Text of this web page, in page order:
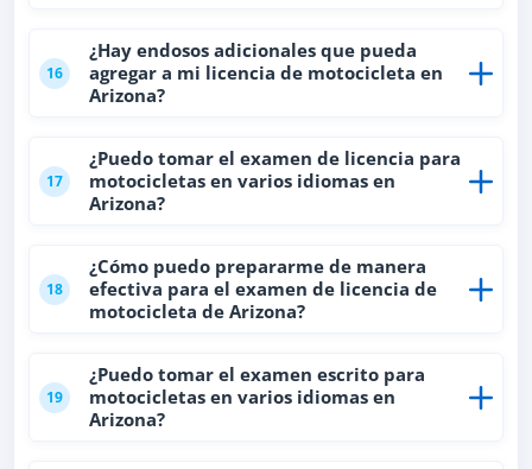
16
¿Hay endosos adicionales que pueda
agregar a mi licencia de motocicleta en
Arizona?
17
¿Puedo tomar el examen de licencia para
motocicletas en varios idiomas en
Arizona?
18
¿Cómo puedo prepararme de manera
efectiva para el examen de licencia de
motocicleta de Arizona?
19
¿Puedo tomar el examen escrito para
motocicletas en varios idiomas en
Arizona?